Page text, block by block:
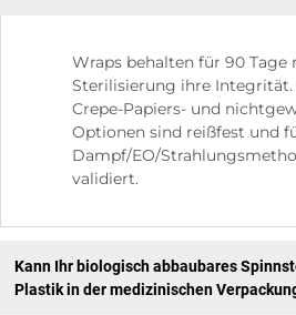
Wraps behalten für 90 Tage
Sterilisierung ihre Integrität.
Crepe-Papiers- und
Optionen sind reißfest und
Dampf/EO/
validiert.
Kann Ihr biologisch abbaubares
Plastik in der medizinischen